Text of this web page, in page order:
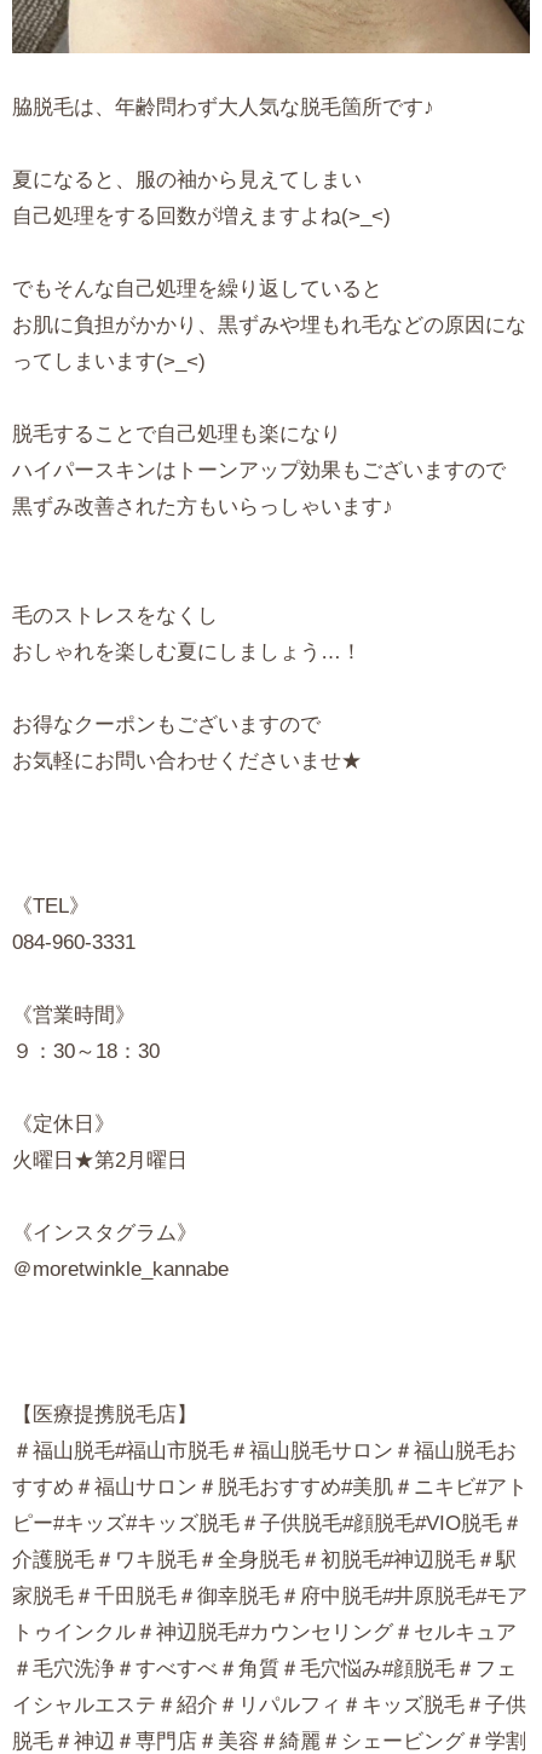
脇脱毛は、年齢問わず大人気な脱毛箇所です♪
夏になると、服の袖から見えてしまい
自己処理をする回数が増えますよね(>_<)
でもそんな自己処理を繰り返していると
お肌に負担がかかり、黒ずみや埋もれ毛などの原因にな
ってしまいます(>_<)
脱毛することで自己処理も楽になり
ハイパースキンはトーンアップ効果もございますので
黒ずみ改善された方もいらっしゃいます♪
毛のストレスをなくし
おしゃれを楽しむ夏にしましょう…！
お得なクーポンもございますので
お気軽にお問い合わせくださいませ★
《TEL》
084-960-3331
《営業時間》
９：30～18：30
《定休日》
火曜日★第2月曜日
《インスタグラム》
＠moretwinkle_kannabe
【医療提携脱毛店】
＃福山脱毛#福山市脱毛＃福山脱毛サロン＃福山脱毛お
すすめ＃福山サロン＃脱毛おすすめ#美肌＃ニキビ#アト
ピー#キッズ#キッズ脱毛＃子供脱毛#顔脱毛#VIO脱毛＃
介護脱毛＃ワキ脱毛＃全身脱毛＃初脱毛#神辺脱毛＃駅
家脱毛＃千田脱毛＃御幸脱毛＃府中脱毛#井原脱毛#モア
トゥインクル＃神辺脱毛#カウンセリング＃セルキュア
＃毛穴洗浄＃すべすべ＃角質＃毛穴悩み#顔脱毛＃フェ
イシャルエステ＃紹介＃リパルフィ＃キッズ脱毛＃子供
脱毛＃神辺＃専門店＃美容＃綺麗＃シェービング＃学割